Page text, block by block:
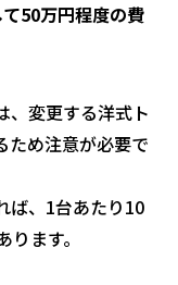
50万円程度の費
、変更する洋式ト
ため注意が必要で
ば、1台あたり10
ます。